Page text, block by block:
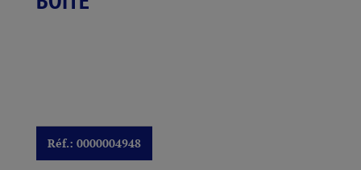
Réf.: 0000004948